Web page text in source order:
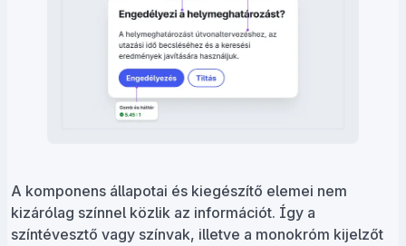
A komponens állapotai és kiegészítő elemei nem
kizárólag színnel közlik az információt. Így a
színtévesztő vagy színvak, illetve a monokróm kijelzőt